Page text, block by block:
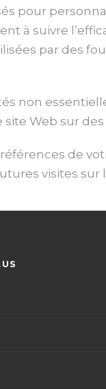
pour
à suivre
par des
non
Web sur
de
visites sur